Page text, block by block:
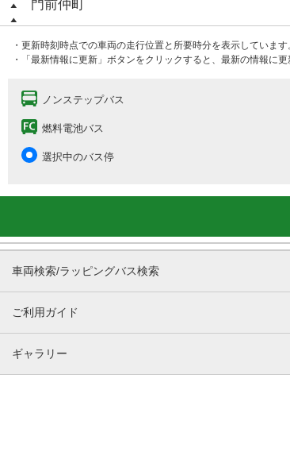
門前仲町
・更新時刻時点での車両の走行位置と所要時分を表示しています
・「最新情報に更新」ボタンをクリックすると、最新の情報に
ノンステップバス
燃料電池バス
選択中のバス停
車両検索/ラッピングバス検索
ご利用ガイド
ギャラリー